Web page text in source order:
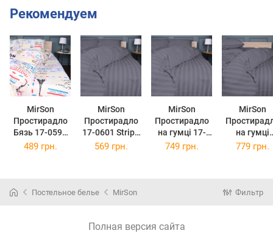
Рекомендуем
MirSon
Простирадло
Бязь 17-0592
New-York 150 х
MirSon
Простирадло
17-0601 Stripe
Gray 200 х 220
MirSon
Простирадло
на гумці 17-
0601 Stripe
MirSon
на гумці
Ranforce
489 грн. 569 грн. 749 грн. 779 грн.
Постельное белье MirSon Фильтр
Полная версия сайта